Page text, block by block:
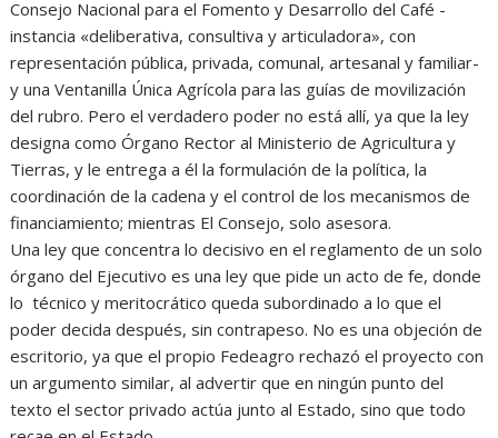
Consejo Nacional para el Fomento y Desarrollo del Café -
instancia «deliberativa, consultiva y articuladora», con
representación pública, privada, comunal, artesanal y familiar-
y una Ventanilla Única Agrícola para las guías de movilización
del rubro. Pero el verdadero poder no está allí, ya que la ley
designa como Órgano Rector al Ministerio de Agricultura y
Tierras, y le entrega a él la formulación de la política, la
coordinación de la cadena y el control de los mecanismos de
financiamiento; mientras El Consejo, solo asesora.
Una ley que concentra lo decisivo en el reglamento de un solo
órgano del Ejecutivo es una ley que pide un acto de fe, donde
lo técnico y meritocrático queda subordinado a lo que el
poder decida después, sin contrapeso. No es una objeción de
escritorio, ya que el propio Fedeagro rechazó el proyecto con
un argumento similar, al advertir que en ningún punto del
texto el sector privado actúa junto al Estado, sino que todo